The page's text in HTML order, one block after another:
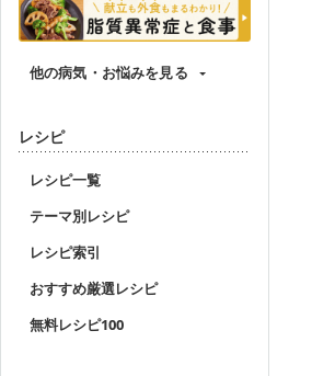
他の病気・お悩みを見る
レシピ
レシピ一覧
テーマ別レシピ
レシピ索引
おすすめ厳選レシピ
無料レシピ100